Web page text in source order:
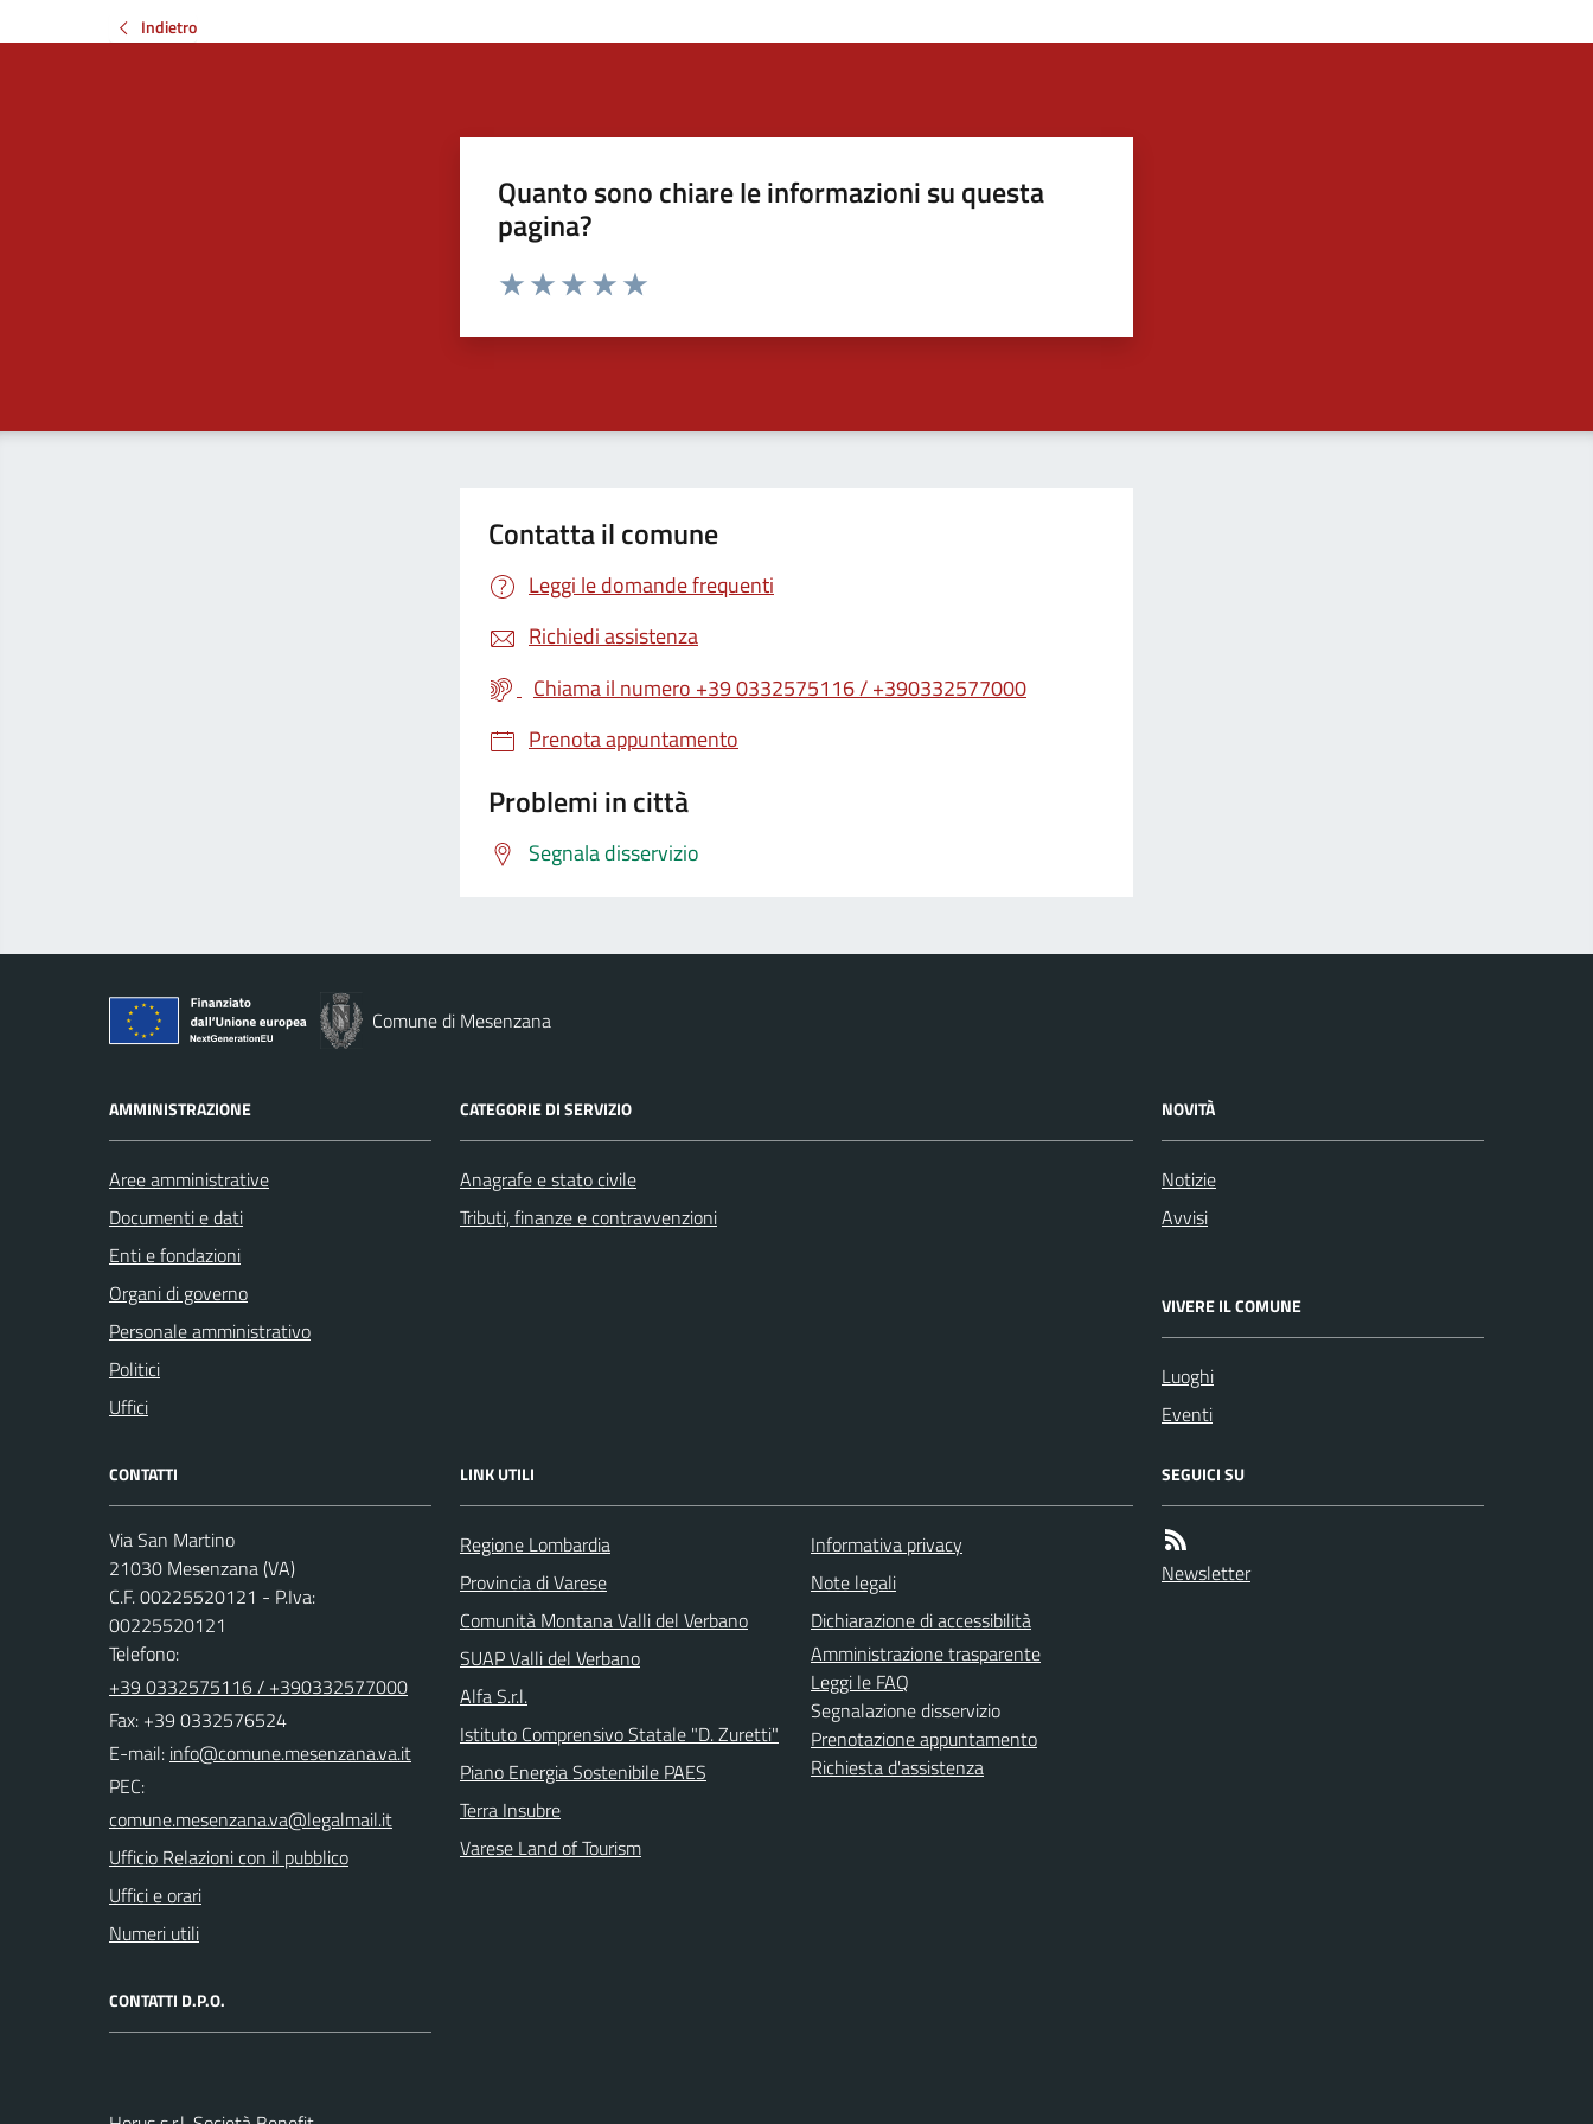
Indietro
Quanto sono chiare le informazioni su questa
pagina?
Valuta da 1 a 5 stelle la pagina
Contatta il comune
Leggi le domande frequenti
Richiedi assistenza
Chiama il numero +39 0332575116 / +390332577000
Prenota appuntamento
Problemi in città
Segnala disservizio
Comune di Mesenzana
AMMINISTRAZIONE
Aree amministrative
Documenti e dati
Enti e fondazioni
Organi di governo
Personale amministrativo
Politici
Uffici
CATEGORIE DI SERVIZIO
Anagrafe e stato civile
Tributi, finanze e contravvenzioni
NOVITÀ
Notizie
Avvisi
VIVERE IL COMUNE
Luoghi
Eventi
CONTATTI
Via San Martino
21030 Mesenzana (VA)
C.F. 00225520121 - P.Iva:
00225520121
Telefono:
+39 0332575116 / +390332577000
Fax: +39 0332576524
E-mail:
PEC:
Ufficio Relazioni con il pubblico
Uffici e orari
Numeri utili
CONTATTI D.P.O.
LINK UTILI
Regione Lombardia
Provincia di Varese
Comunità Montana Valli del Verbano
SUAP Valli del Verbano
Alfa S.r.l.
Istituto Comprensivo Statale "D. Zuretti"
Piano Energia Sostenibile PAES
Terra Insubre
Varese Land of Tourism
Informativa privacy
Note legali
Dichiarazione di accessibilità
Amministrazione trasparente
Leggi le FAQ
Segnalazione disservizio
Prenotazione appuntamento
Richiesta d'assistenza
SEGUICI SU
Newsletter